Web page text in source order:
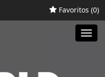
Favoritos (0)